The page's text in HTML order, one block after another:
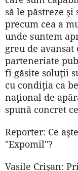
să le păs­treze şi
precum cea a
unde suntem
greu de
parteneriate
fi găsite soluţii
cu condiţia ca
naţional de
spună concret
Reporter: Ce
"Expomil"?
Vasile Crişan: